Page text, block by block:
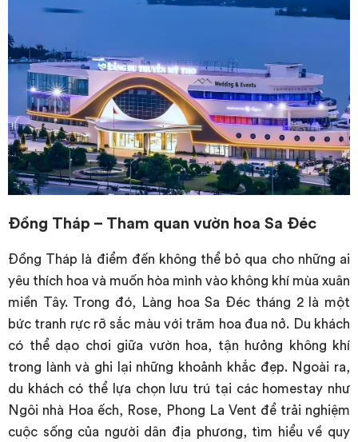
Đồng Tháp – Tham quan vườn hoa Sa Đéc
Đồng Tháp là điểm đến không thể bỏ qua cho những ai
yêu thích hoa và muốn hòa mình vào không khí mùa xuân
miền Tây. Trong đó, Làng hoa Sa Đéc tháng 2 là một
bức tranh rực rỡ sắc màu với trăm hoa đua nở. Du khách
có thể dạo chơi giữa vườn hoa, tận hưởng không khí
trong lành và ghi lại những khoảnh khắc đẹp. Ngoài ra,
du khách có thể lựa chọn lưu trú tại các homestay như
Ngôi nhà Hoa ếch, Rose, Phong La Vent để trải nghiệm
cuộc sống của người dân địa phương, tìm hiểu về quy